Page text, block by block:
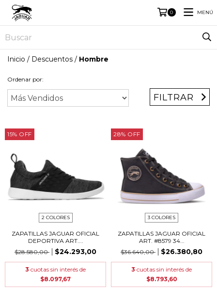
0 MENÚ
Inicio / Descuentos / Hombre
Ordenar por:
FILTRAR
15% OFF
2 COLORES
ZAPATILLAS JAGUAR OFICIAL
DEPORTIVA ART....
$28.580,00
$24.293,00
3 cuotas sin interés de
$8.097,67
28% OFF
3 COLORES
ZAPATILLAS JAGUAR OFICIAL
ART. #8579 34...
$36.640,00
$26.380,80
3 cuotas sin interés de
$8.793,60